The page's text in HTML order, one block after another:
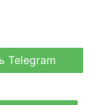
Telegram